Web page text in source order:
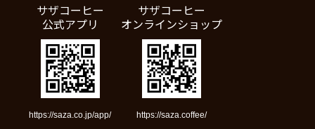
サザコーヒー
公式アプリ
https://saza.co.jp/app/
サザコーヒー
オンラインショップ
https://saza.coffee/